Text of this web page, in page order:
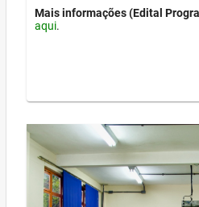
Mais informações (Edital
aqui.